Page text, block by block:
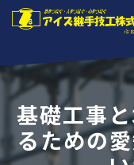
基礎工事
るための